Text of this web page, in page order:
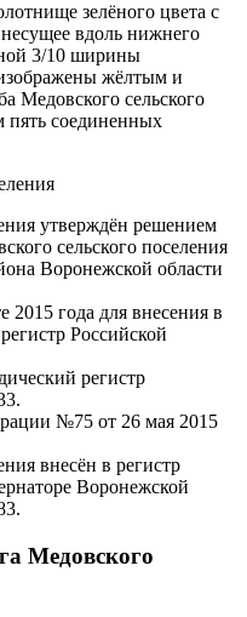
зелёного цвета с
вдоль нижнего
3/10 ширины
жёлтым и
Медовского сельского
пять соединенных
утверждён решением
сельского поселения
Воронежской области
2015 года для внесения в
Российской
регистр
№75 от 26 мая 2015
внесён в регистр
Воронежской
Медовского